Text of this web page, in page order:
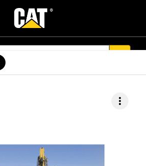
more_vert